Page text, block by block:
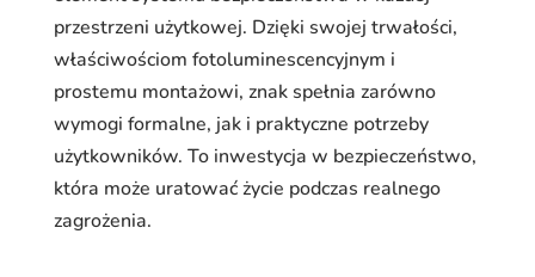
przestrzeni użytkowej. Dzięki swojej trwałości,
właściwościom fotoluminescencyjnym i
prostemu montażowi, znak spełnia zarówno
wymogi formalne, jak i praktyczne potrzeby
użytkowników. To inwestycja w bezpieczeństwo,
która może uratować życie podczas realnego
zagrożenia.